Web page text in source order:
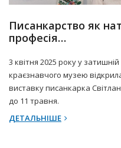
Писанкарство як
професія…
3 квітня 2025 року у
краєзнавчого музею
виставку писанкарка
до 11 травня.
ДЕТАЛЬНІШЕ